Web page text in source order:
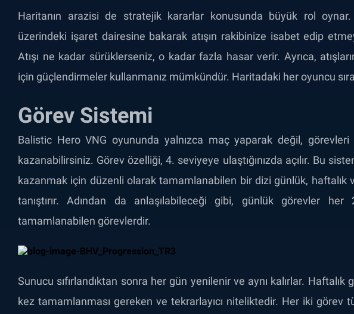
Haritanın arazisi de stratejik kararlar konusunda büyük rol
üzerindeki işaret dairesine bakarak atışın rakibinize isabet edip
Atışı ne kadar sürüklerseniz, o kadar fazla hasar verir. Ayrıca,
için güçlendirmeler kullanmanız mümkündür. Haritadaki her oyuncu
Görev Sistemi
Balistic Hero VNG oyununda yalnızca maç yaparak değil,
kazanabilirsiniz. Görev özelliği, 4. seviyeye ulaştığınızda açılır. Bu
kazanmak için düzenli olarak tamamlanabilen bir dizi günlük, haftalık
tanıştırır. Adından da anlaşılabileceği gibi, günlük görevler
tamamlanabilen görevlerdir.
Sunucu sıfırlandıktan sonra her gün yenilenir ve aynı kalırlar.
kez tamamlanması gereken ve tekrarlayıcı niteliktedir. Her iki görev